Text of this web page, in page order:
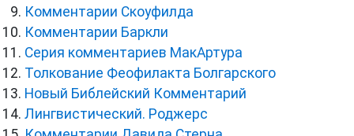
Комментарии Скоуфилда
Комментарии Баркли
Серия комментариев МакАртура
Толкование Феофилакта Болгарского
Новый Библейский Комментарий
Лингвистический. Роджерс